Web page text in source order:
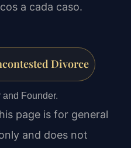
a cada caso.
Divorce
and Founder.
page is for general
and does not